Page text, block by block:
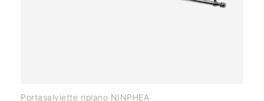
Portasalviette ripiano NINPHEA